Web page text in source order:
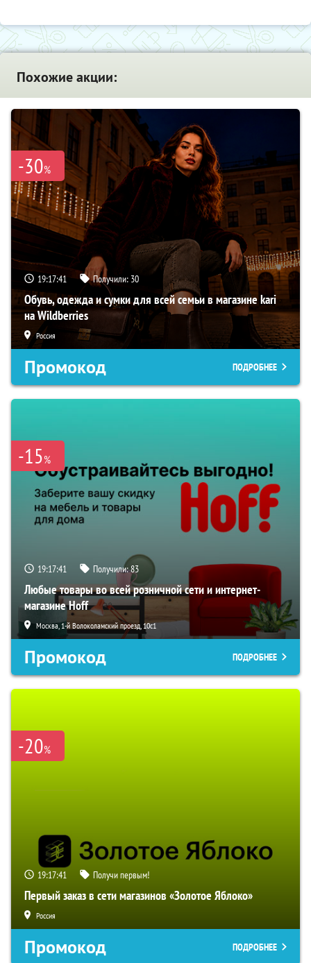
Похожие акции:
-30%
19:17:40 Получили: 30
Обувь, одежда и сумки для всей семьи в магазине kari
на Wildberries
Россия
Промокод ПОДРОБНЕЕ
-15%
19:17:40 Получили:83
Любые товары во всей розничной сети и интернет-
магазине Hoff
Москва, 1-й Волоколамский проезд, 10с1
Промокод ПОДРОБНЕЕ
-20%
19:17:40 Получи первым!
Первый заказ в сети магазинов «Золотое Яблоко»
Россия
Промокод ПОДРОБНЕЕ